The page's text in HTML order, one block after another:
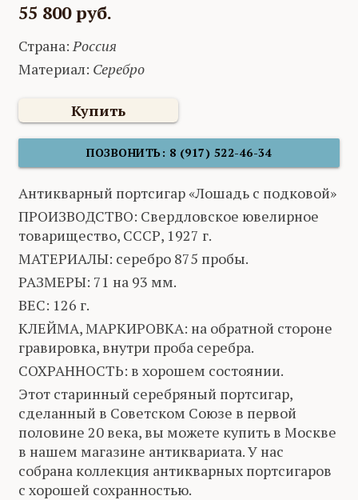
55 800 руб.
Страна:Россия
Материал: Серебро
Купить
ПОЗВОНИТЬ: 8 (917) 522-46-34
Антикварный портсигар «Лошадь с подковой»
ПРОИЗВОДСТВО: Свердловское ювелирное
товарищество, СССР, 1927 г.
МАТЕРИАЛЫ: серебро 875 пробы.
РАЗМЕРЫ: 71 на 93 мм.
ВЕС: 126 г.
КЛЕЙМА, МАРКИРОВКА: на обратной стороне
гравировка, внутри проба серебра.
СОХРАННОСТЬ: в хорошем состоянии.
Этот старинный серебряный портсигар,
сделанный в Советском Союзе в первой
половине 20 века, вы можете купить в Москве
в нашем магазине антиквариата. У нас
собрана коллекция антикварных портсигаров
с хорошей сохранностью.